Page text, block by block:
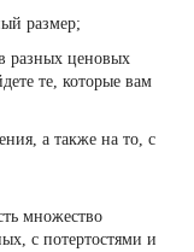
размер;
разных ценовых
те, которые вам
а также на то, с
множество
с потертостями и